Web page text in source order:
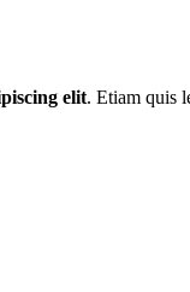
elit. Etiam quis